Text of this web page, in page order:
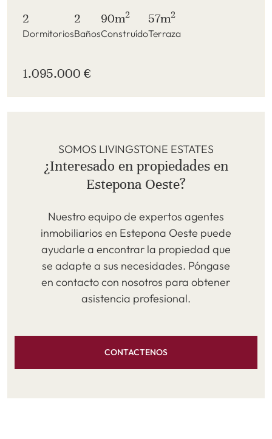
2
Dormitorios
2
Baños
90m2
Construído
57m2
Terraza
1.095.000 €
SOMOS LIVINGSTONE ESTATES
¿Interesado en propiedades en
Estepona Oeste?
Nuestro equipo de expertos agentes
inmobiliarios en Estepona Oeste puede
ayudarle a encontrar la propiedad que
se adapte a sus necesidades. Póngase
en contacto con nosotros para obtener
asistencia profesional.
CONTACTENOS